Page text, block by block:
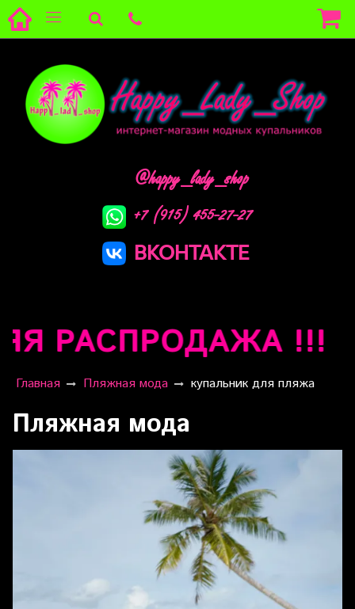
@happy_lady_shop
+7 (915) 455-27-27
ВКОНТАКТЕ
РАСПРОДАЖА !!!
Главная Пляжная мода купальник для пляжа
Пляжная мода